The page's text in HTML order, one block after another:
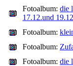
Fotoalbum: die
17.12.und
Fotoalbum:
Fotoalbum:
Fotoalbum: die